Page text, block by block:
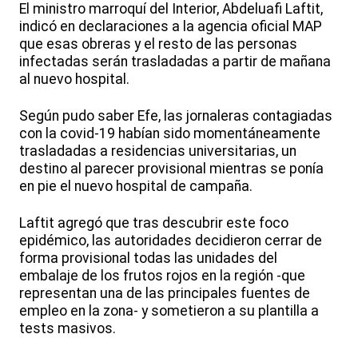
El ministro marroquí del Interior, Abdeluafi Laftit,
indicó en declaraciones a la agencia oficial MAP
que esas obreras y el resto de las personas
infectadas serán trasladadas a partir de mañana
al nuevo hospital.
Según pudo saber Efe, las jornaleras contagiadas
con la covid-19 habían sido momentáneamente
trasladadas a residencias universitarias, un
destino al parecer provisional mientras se ponía
en pie el nuevo hospital de campaña.
Laftit agregó que tras descubrir este foco
epidémico, las autoridades decidieron cerrar de
forma provisional todas las unidades del
embalaje de los frutos rojos en la región -que
representan una de las principales fuentes de
empleo en la zona- y sometieron a su plantilla a
tests masivos.